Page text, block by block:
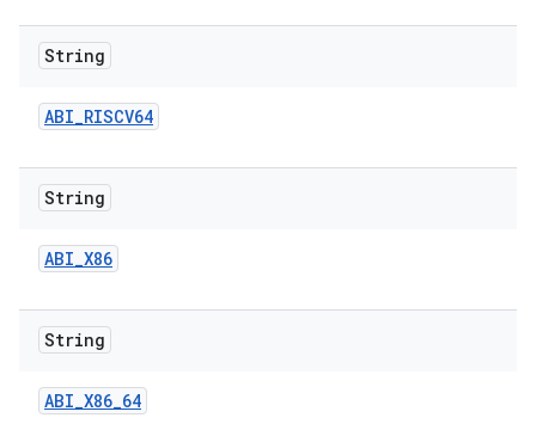
String
ABI_RISCV64
String
ABI_X86
String
ABI_X86_64